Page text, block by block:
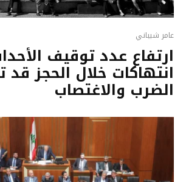
عامر شيباني
ارتفاع عدد توقيف
انتهاكات خلال الحجز
الضرب والاغتصاب